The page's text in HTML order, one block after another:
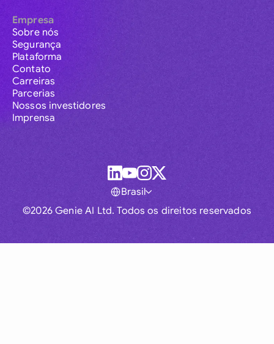
Empresa
Sobre nós
Segurança
Plataforma
Contato
Carreiras
Parcerias
Nossos investidores
Imprensa
©2026 Genie AI Ltd. Todos os direitos reservados
Brasil
Global